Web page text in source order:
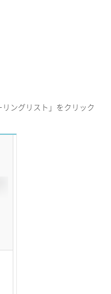
ングリスト」をクリック